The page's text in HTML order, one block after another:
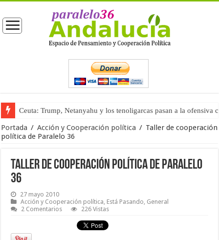
Ceuta: Trump, Netanyahu y los tenoligarcas pasan a la ofensiva
La masificación turística (tercera parte)
Portada / Acción y Cooperación política / Taller de cooperación
política de Paralelo 36
Taller de cooperación política de Paralelo
36
27 mayo 2010
Acción y Cooperación política, Está Pasando, General
2 Comentarios
226 Vistas